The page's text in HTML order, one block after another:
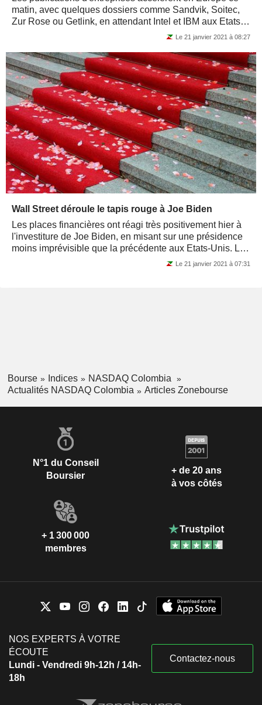
matin, avec quelques dossiers comme Sandvik, Soitec,
Zur Rose ou Getlink, en attendant Intel et IBM aux Etats-
Le 21 janvier 2021 à 08:27
Wall Street déroule le tapis rouge à Joe Biden
Les places financières ont réagi très positivement hier à
l'investiture de Joe Biden, en misant sur une présidence
moins imprévisible que la précédente aux Etats-Unis. Le
Le 21 janvier 2021 à 07:31
Bourse Indices
NASDAQ Colombia
Actualités NASDAQ Colombia
Articles Zonebourse
N°1 du Conseil
Boursier
+ de 20 ans
à vos côtés
+ 1 300 000
membres
NOS EXPERTS À VOTRE
ÉCOUTE
Lundi - Vendredi 9h-12h / 14h-
18h
Contactez-nous